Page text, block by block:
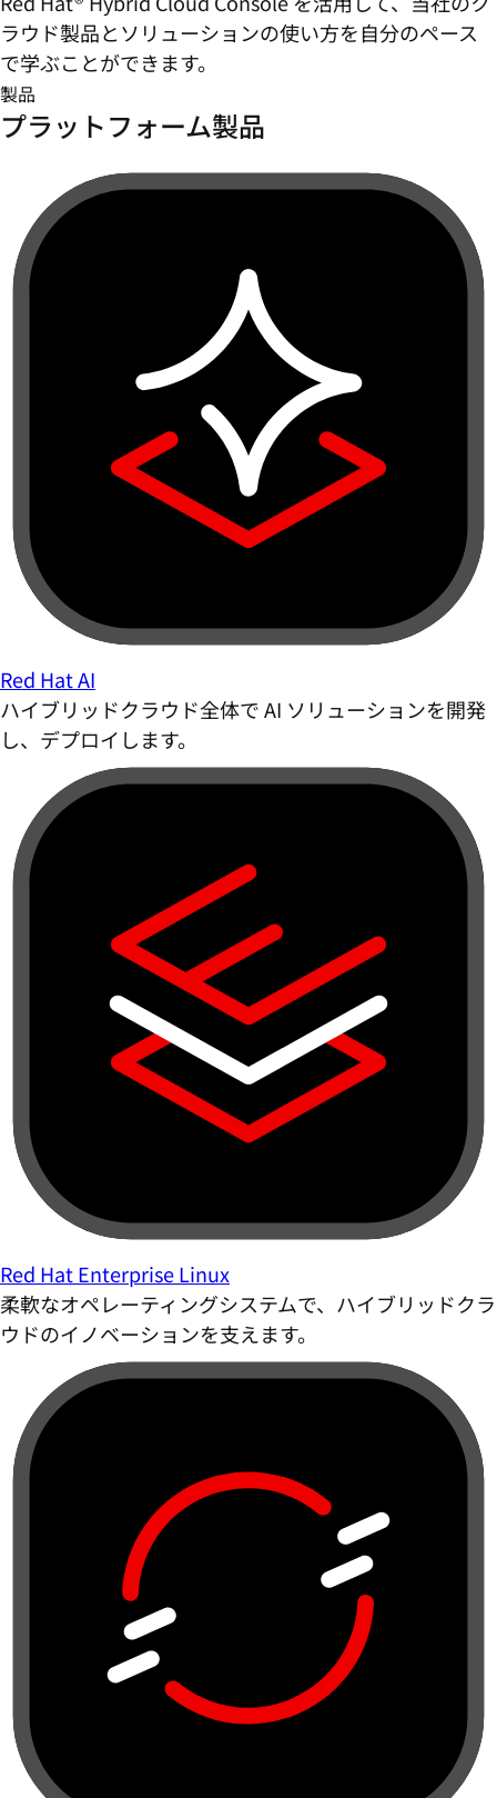
ラウド製品とソリューションの使い方を自分のペース
で学ぶことができます。
製品
プラットフォーム製品
Red Hat AI
ハイブリッドクラウド全体で AI ソリューションを開発
し、デプロイします。
Red Hat Enterprise Linux
柔軟なオペレーティングシステムで、ハイブリッドクラ
ウドのイノベーションを支えます。